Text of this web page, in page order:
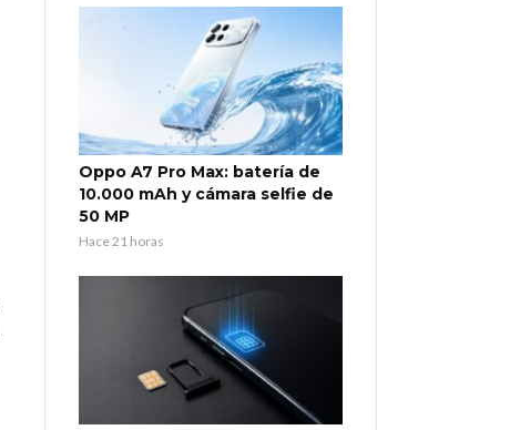
Oppo A7 Pro Max: batería de
10.000 mAh y cámara selfie de
50 MP
Hace 21 horas